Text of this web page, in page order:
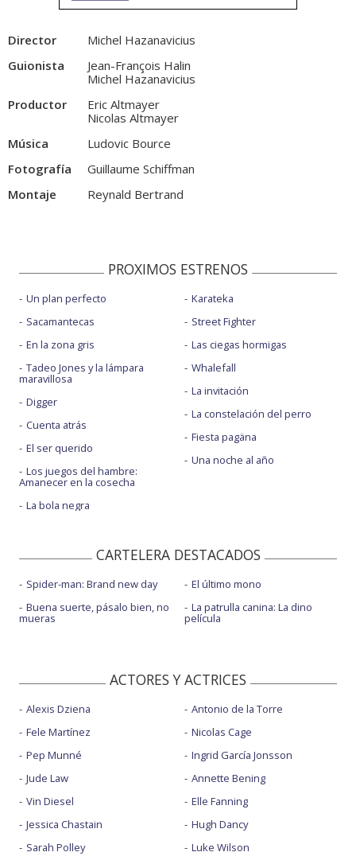
Director
Michel Hazanavicius
Guionista
Jean-François Halin
Michel Hazanavicius
Productor
Eric Altmayer
Nicolas Altmayer
Música
Ludovic Bource
Fotografía
Guillaume Schiffman
Montaje
Reynald Bertrand
PROXIMOS ESTRENOS
Un plan perfecto
Sacamantecas
En la zona gris
Tadeo Jones y la lámpara
maravillosa
Digger
Cuenta atrás
El ser querido
Los juegos del hambre:
Amanecer en la cosecha
La bola negra
Karateka
Street Fighter
Las ciegas hormigas
Whalefall
La invitación
La constelación del perro
Fiesta pagäna
Una noche al año
CARTELERA DESTACADOS
Spider-man: Brand new day
Buena suerte, pásalo bien, no
mueras
El último mono
La patrulla canina: La dino
película
ACTORES Y ACTRICES
Alexis Dziena
Fele Martínez
Pep Munné
Jude Law
Vin Diesel
Jessica Chastain
Sarah Polley
Antonio de la Torre
Nicolas Cage
Ingrid García Jonsson
Annette Bening
Elle Fanning
Hugh Dancy
Luke Wilson